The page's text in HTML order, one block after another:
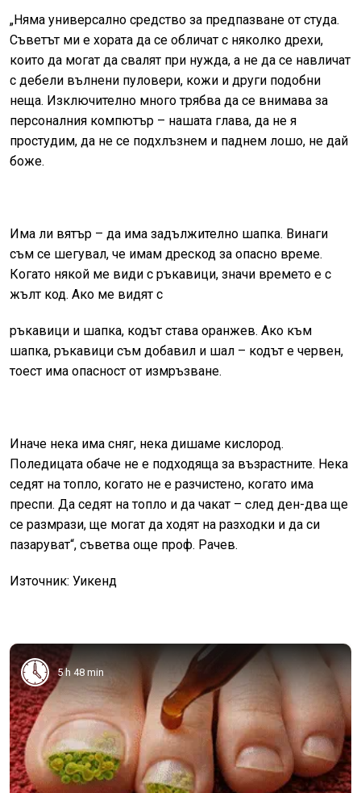
„Няма универсално средство за предпазване от студа.
Съветът ми е хората да се обличат с няколко дрехи,
които да могат да свалят при нужда, а не да се навличат
с дебели вълнени пуловери, кожи и други подобни
неща. Изключително много трябва да се внимава за
персоналния компютър – нашата глава, да не я
простудим, да не се подхлъзнем и паднем лошо, не дай
боже.
Има ли вятър – да има задължително шапка. Винаги
съм се шегувал, че имам дрескод за опасно време.
Когато някой ме види с ръкавици, значи времето е с
жълт код. Ако ме видят с
ръкавици и шапка, кодът става оранжев. Ако към
шапка, ръкавици съм добавил и шал – кодът е червен,
тоест има опасност от измръзване.
Иначе нека има сняг, нека дишаме кислород.
Поледицата обаче не е подходяща за възрастните. Нека
седят на топло, когато не е разчистено, когато има
преспи. Да седят на топло и да чакат – след ден-два ще
се размрази, ще могат да ходят на разходки и да си
пазаруват“, съветва още проф. Рачев.
Източник: Уикенд
5 h 48 min